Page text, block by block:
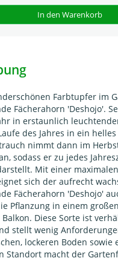
In den Warenkorb
Farbtupfer im
Fächerahorn 'Deshojo'.
in erstaunlich
des Jahres in ein
nimmt dann im
sodass er zu jedes
Mit einer
sich der aufrecht
Fächerahorn 'Deshojo'
Pflanzung in einem
Diese Sorte ist
stellt wenig
lockeren Boden sowie
Standort macht der